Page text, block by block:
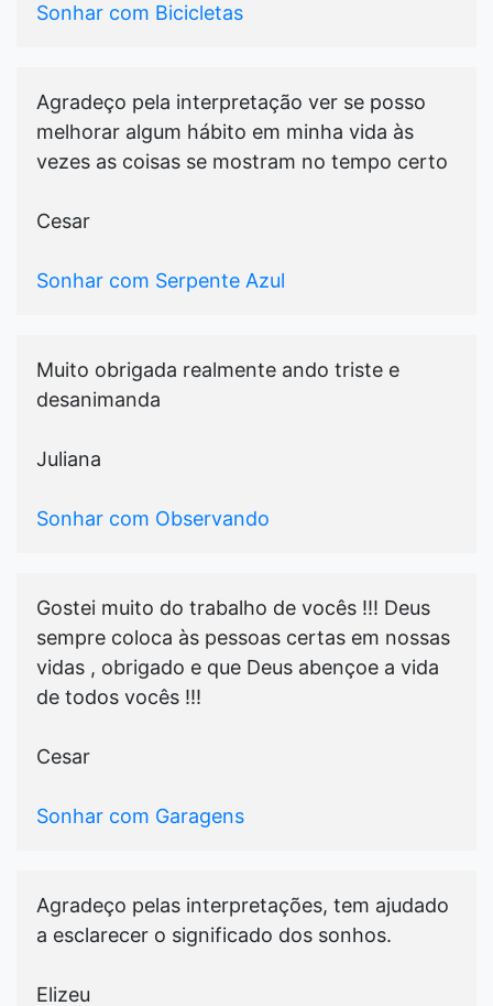
Sonhar com Bicicletas
Agradeço pela interpretação ver se posso
melhorar algum hábito em minha vida às
vezes as coisas se mostram no tempo certo
Cesar
Sonhar com Serpente Azul
Muito obrigada realmente ando triste e
desanimanda
Juliana
Sonhar com Observando
Gostei muito do trabalho de vocês !!! Deus
sempre coloca às pessoas certas em nossas
vidas , obrigado e que Deus abençoe a vida
de todos vocês !!!
Cesar
Sonhar com Garagens
Agradeço pelas interpretações, tem ajudado
a esclarecer o significado dos sonhos.
Elizeu